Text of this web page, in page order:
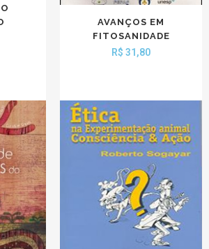
AVANÇOS EM
FITOSANIDADE
R$ 31,80